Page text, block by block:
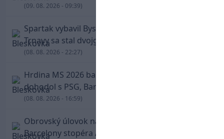
(09. 08. 2026 - 09:39)
Spartak vybavil Bystricu za pár minút: Hrdinom
Trnavy sa stal dvojgólový Polťák
(08. 08. 2026 - 22:27)
Hrdina MS 2026 balí kufre! Ferran Torres sa
dohodol s PSG, Barcelona mu brániť nebude
(08. 08. 2026 - 16:59)
Obrovský úlovok na Anfielde: Liverpool získal z
Barcelony stopéra Arauja